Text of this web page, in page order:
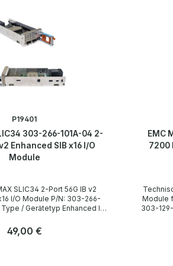
P19401
303-266-101A-04 2-
Enhanced SIB x16 I/O
Module
P/N: 303-266-
Contents / Lieferumfang 1
Regulärer Preis:
49,00 €
EMC
7200
Technische Daten
Module
303-129-102B-00